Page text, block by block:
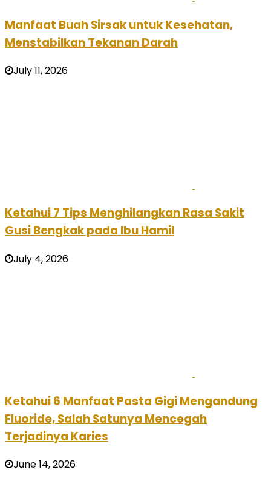
Manfaat Buah Sirsak untuk Kesehatan,
Menstabilkan Tekanan Darah
July 11, 2026
Ketahui 7 Tips Menghilangkan Rasa Sakit
Gusi Bengkak pada Ibu Hamil
July 4, 2026
Ketahui 6 Manfaat Pasta Gigi Mengandung
Fluoride, Salah Satunya Mencegah
Terjadinya Karies
June 14, 2026